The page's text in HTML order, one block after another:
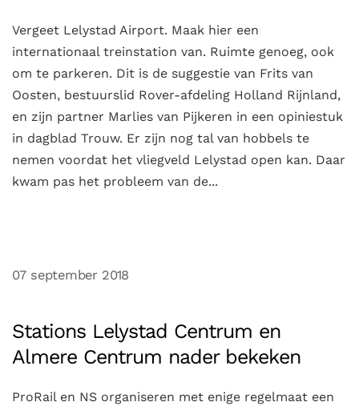
Vergeet Lelystad Airport. Maak hier een
internationaal treinstation van. Ruimte genoeg, ook
om te parkeren. Dit is de suggestie van Frits van
Oosten, bestuurslid Rover-afdeling Holland Rijnland,
en zijn partner Marlies van Pijkeren in een opiniestuk
in dagblad Trouw. Er zijn nog tal van hobbels te
nemen voordat het vliegveld Lelystad open kan. Daar
kwam pas het probleem van de...
07 september 2018
Stations Lelystad Centrum en
Almere Centrum nader bekeken
ProRail en NS organiseren met enige regelmaat een